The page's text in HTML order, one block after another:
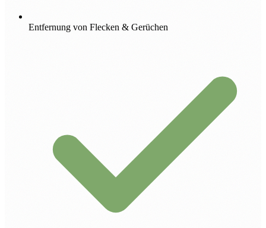
Entfernung von Flecken & Gerüchen